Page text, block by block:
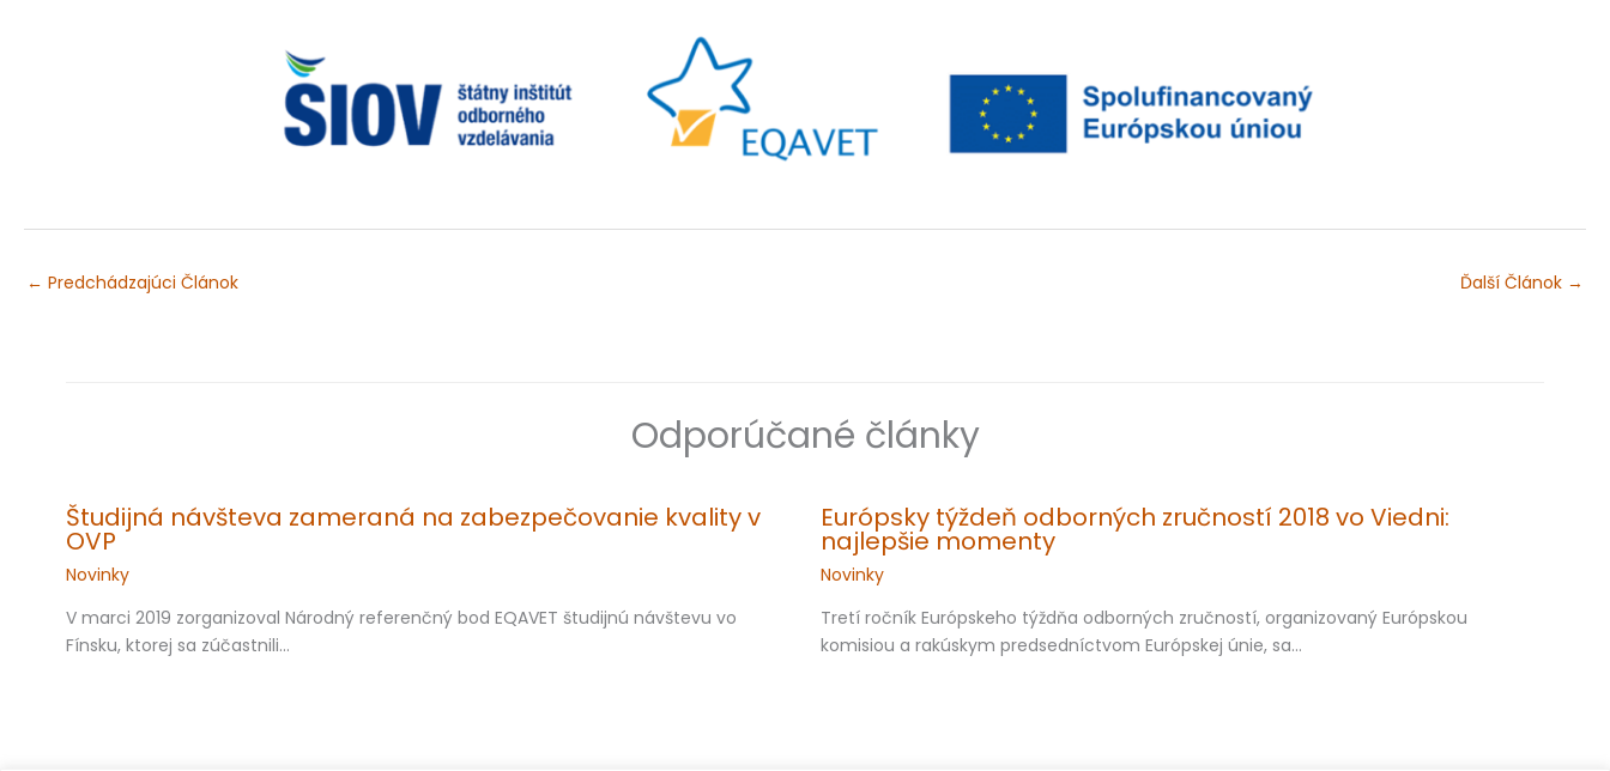
← Predchádzajúci Článok Ďalší Článok →
Odporúčané články
Študijná návšteva zameraná na zabezpečovanie kvality v
OVP
Novinky
V marci 2019 zorganizoval Národný referenčný bod EQAVET študijnú návštevu vo
Fínsku, ktorej sa zúčastnili…
Európsky týždeň odborných zručností 2018 vo Viedni:
najlepšie momenty
Novinky
Tretí ročník Európskeho týždňa odborných zručností, organizovaný Európskou
komisiou a rakúskym predsedníctvom Európskej únie, sa…